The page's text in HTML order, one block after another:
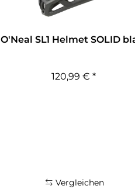
O'Neal SL1 Helmet SOLID
120,99 € *
Vergleichen